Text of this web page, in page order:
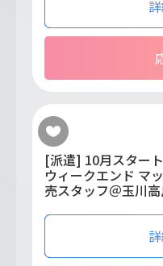
[派遣] 10月スター
ウィークエンド マ
売スタッフ＠玉川